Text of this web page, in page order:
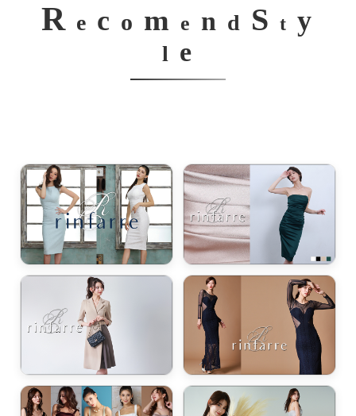
R e c o m e n d S t y
l e